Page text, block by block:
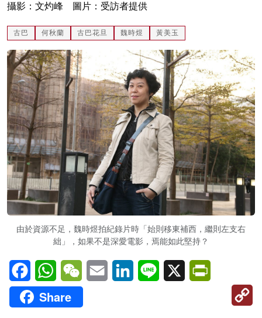
攝影：文灼峰 圖片：受訪者提供
古巴 何秋蘭 古巴花旦 魏時煜 黃美玉
由於資源不足，魏時煜拍紀錄片時「始則移東補西，繼則左支右
絀」，如果不是深愛電影，焉能如此堅持？
FacebookWhatsAppWeChatEmail LinkedInLine X
Share